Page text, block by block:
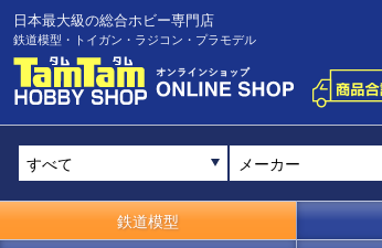
日本最大級の総合ホビー専門店
鉄道模型・トイガン・ラジコン・プラモデル
メーカー
鉄道模型